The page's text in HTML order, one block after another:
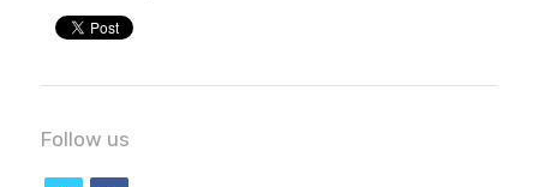
Follow us